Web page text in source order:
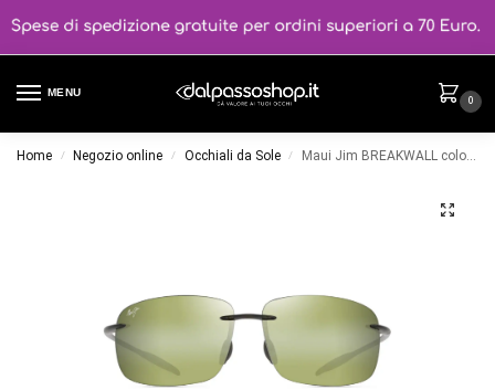
MENU
0
Home / Negozio online / Occhiali da Sole / Maui Jim BREAKWALL colore HT422-15